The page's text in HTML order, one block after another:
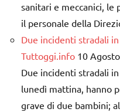
sanitari e meccanici, le
il personale della
Due incidenti stradali
Tuttoggi.info 10
Due incidenti stradali
lunedì mattina, hanno
grave di due bambini;